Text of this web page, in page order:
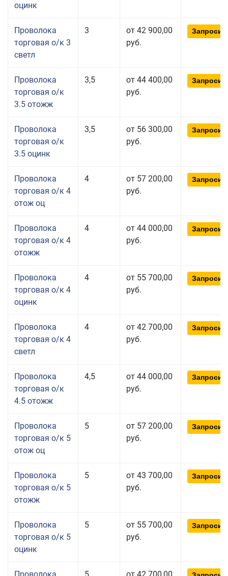
оцинк
Проволока
торговая о/к 3
светл
3
от 42 900,00
руб.
Проволока
торговая о/к
3.5 отожж
3,5
от 44 400,00
руб.
Проволока
торговая о/к
3.5 оцинк
3,5
от 56 300,00
руб.
Проволока
торговая о/к 4
отож оц
4
от 57 200,00
руб.
Проволока
торговая о/к 4
отожж
4
от 44 000,00
руб.
Проволока
торговая о/к 4
оцинк
4
от 55 700,00
руб.
Проволока
торговая о/к 4
светл
4
от 42 700,00
руб.
Проволока
торговая о/к
4.5 отожж
4,5
от 44 000,00
руб.
Проволока
торговая о/к 5
отож оц
5
от 57 200,00
руб.
Проволока
торговая о/к 5
отожж
5
от 43 700,00
руб.
Проволока
торговая о/к 5
оцинк
5
от 55 700,00
руб.